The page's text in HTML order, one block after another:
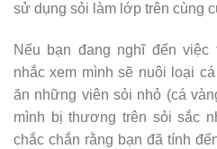
sử dụng sỏi làm lớp trên cùng
Nếu bạn đang nghĩ đến
nhắc xem mình sẽ nuôi loại
ăn những viên sỏi nhỏ (cá
mình bị thương trên sỏi sắc
chắc chắn rằng bạn đã tính